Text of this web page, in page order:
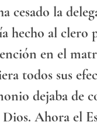
cesado la
hecho al clero
en el
todos sus
dejaba de
Ahora el